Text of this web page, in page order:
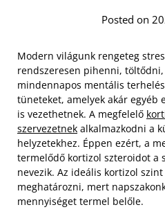
Posted on
Modern világunk rengeteg
rendszeresen pihenni,
mindennapos mentális
tüneteket, amelyek akár egyéb
is vezethetnek. A megfelelő
szervezetnek alkalmazkodni a
helyzetekhez. Éppen ezért, a
termelődő kortizol szteroidot a
nevezik. Az ideális kortizol
meghatározni, mert
mennyiséget termel belőle.